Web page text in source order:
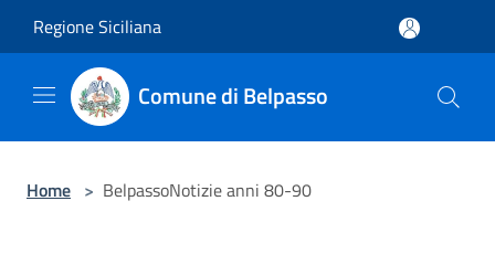
Regione Siciliana
Comune di Belpasso
Home > BelpassoNotizie anni 80-90